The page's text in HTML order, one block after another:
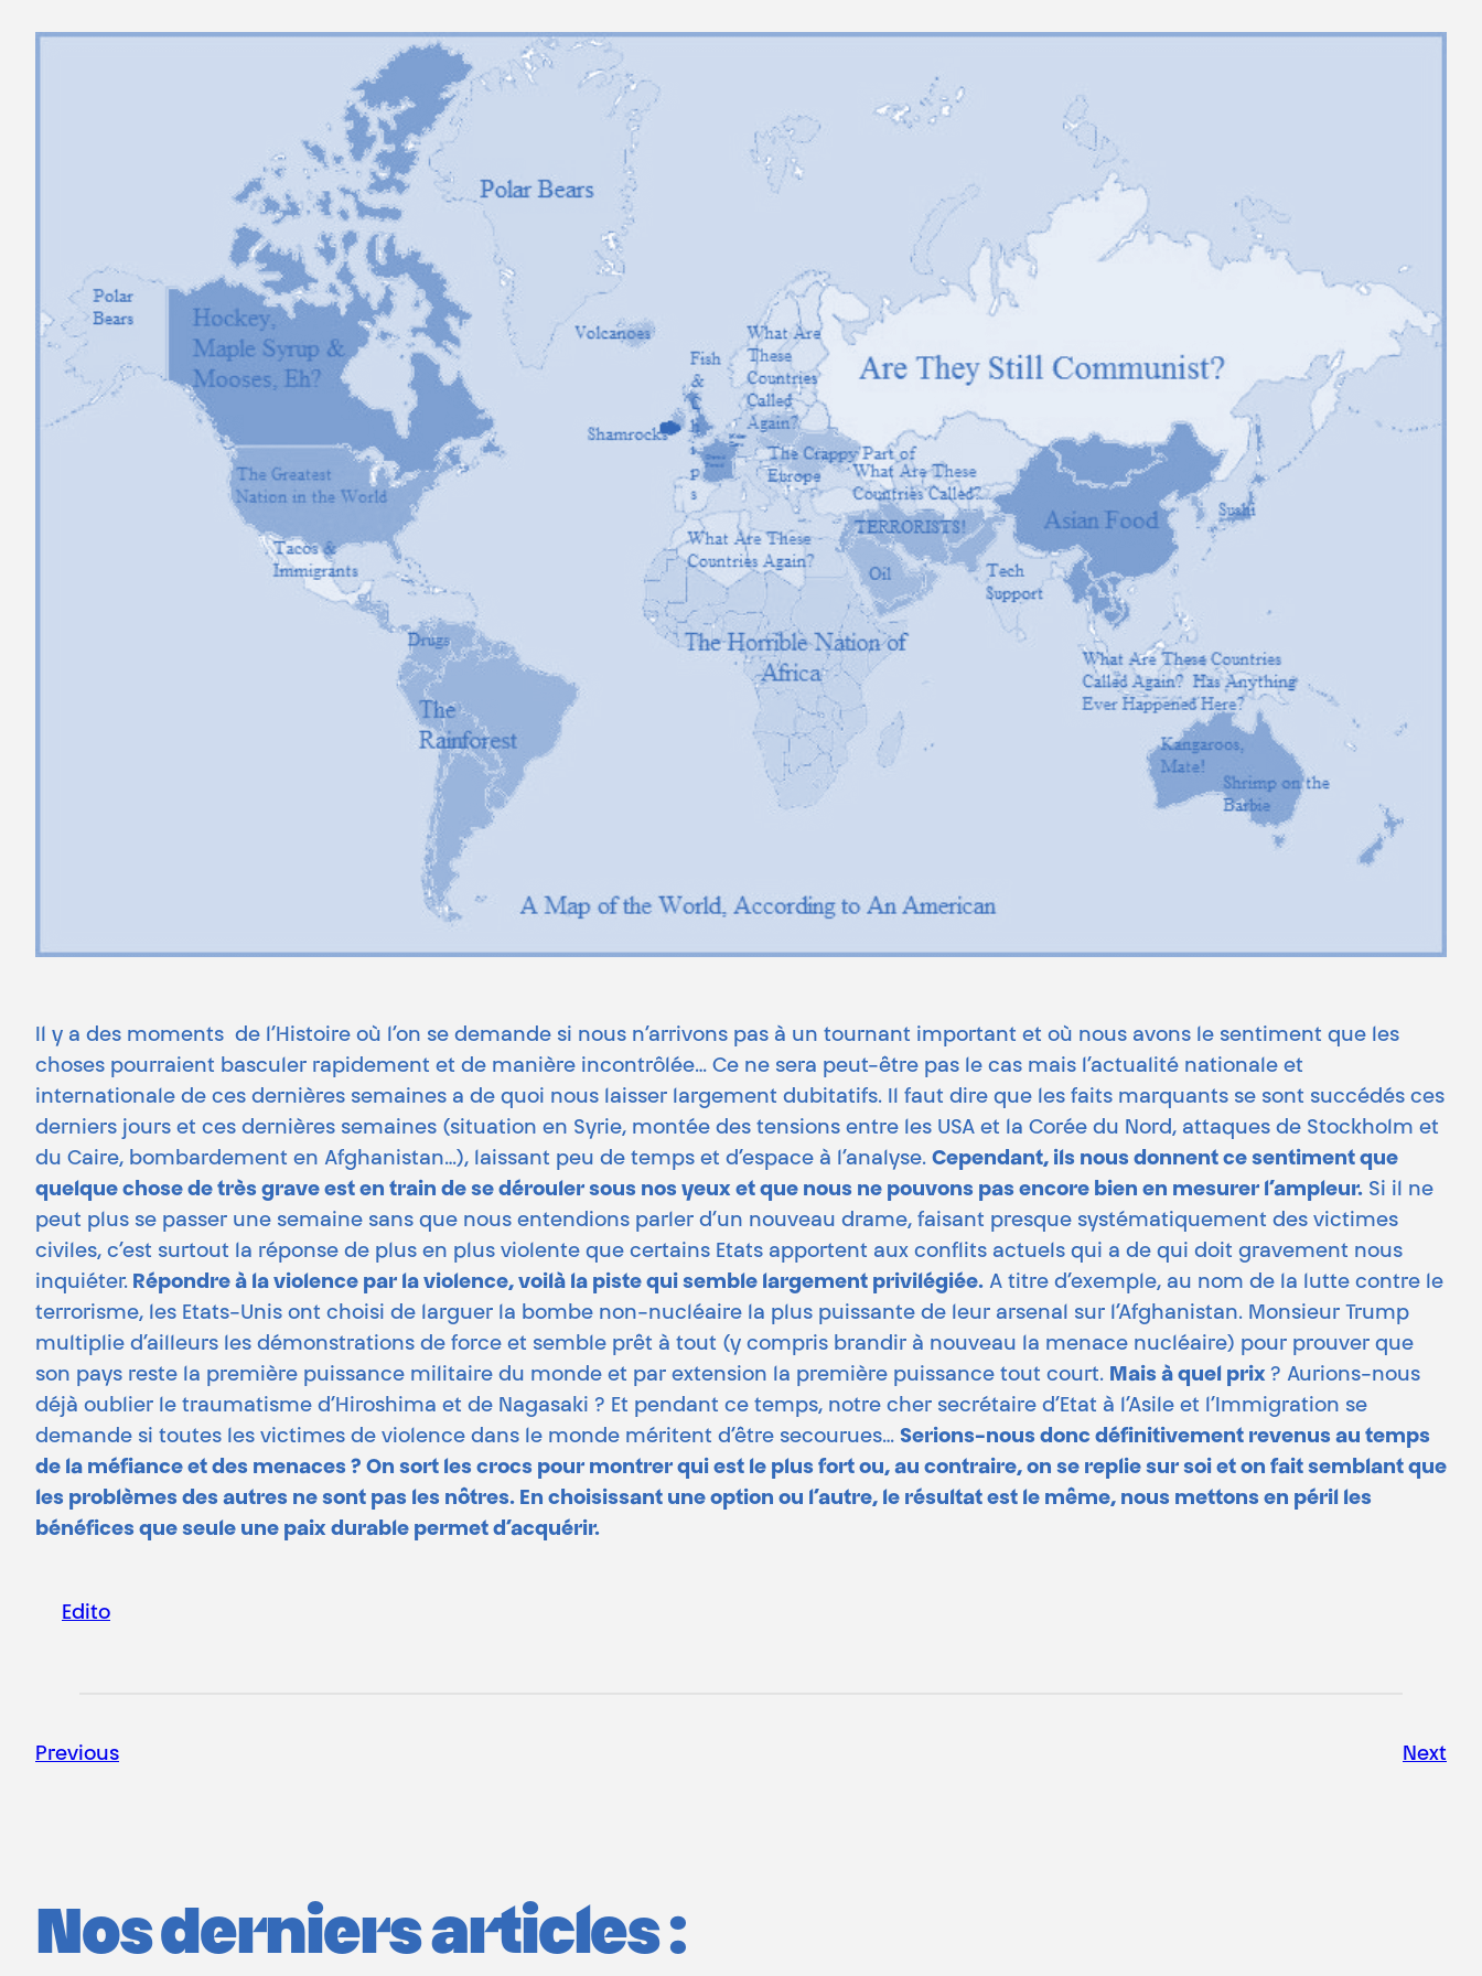
Il y a des moments de l’Histoire où l’on se demande si nous n’arrivons pas à un tournant important et où nous avons le sentiment que les
choses pourraient basculer rapidement et de manière incontrôlée… Ce ne sera peut-être pas le cas mais l’actualité nationale et
internationale de ces dernières semaines a de quoi nous laisser largement dubitatifs. Il faut dire que les faits marquants se sont succédés ces
derniers jours et ces dernières semaines (situation en Syrie, montée des tensions entre les USA et la Corée du Nord, attaques de Stockholm et
du Caire, bombardement en Afghanistan…), laissant peu de temps et d’espace à l’analyse. Cependant, ils nous donnent ce sentiment que
quelque chose de très grave est en train de se dérouler sous nos yeux et que nous ne pouvons pas encore bien en mesurer l’ampleur. Si il ne
peut plus se passer une semaine sans que nous entendions parler d’un nouveau drame, faisant presque systématiquement des victimes
civiles, c’est surtout la réponse de plus en plus violente que certains Etats apportent aux conflits actuels qui a de qui doit gravement nous
inquiéter. Répondre à la violence par la violence, voilà la piste qui semble largement privilégiée. A titre d’exemple, au nom de la lutte contre le
terrorisme, les Etats-Unis ont choisi de larguer la bombe non-nucléaire la plus puissante de leur arsenal sur l’Afghanistan. Monsieur Trump
multiplie d’ailleurs les démonstrations de force et semble prêt à tout (y compris brandir à nouveau la menace nucléaire) pour prouver que
son pays reste la première puissance militaire du monde et par extension la première puissance tout court. Mais à quel prix ? Aurions-nous
déjà oublier le traumatisme d’Hiroshima et de Nagasaki ? Et pendant ce temps, notre cher secrétaire d’Etat à l’Asile et l’Immigration se
demande si toutes les victimes de violence dans le monde méritent d’être secourues… Serions-nous donc définitivement revenus au temps
de la méfiance et des menaces ? On sort les crocs pour montrer qui est le plus fort ou, au contraire, on se replie sur soi et on fait semblant que
les problèmes des autres ne sont pas les nôtres. En choisissant une option ou l’autre, le résultat est le même, nous mettons en péril les
bénéfices que seule une paix durable permet d’acquérir.
Edito
Previous Next
Nos derniers articles :